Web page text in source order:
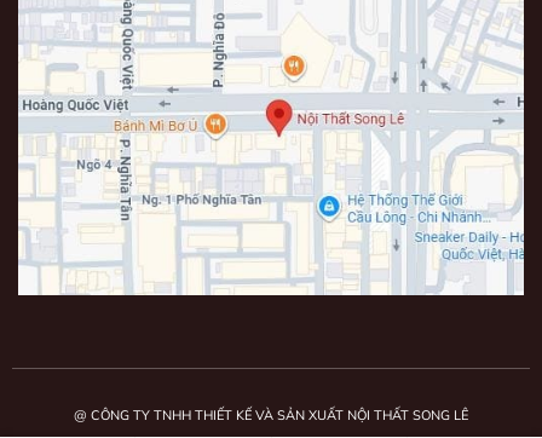
@ CÔNG TY TNHH THIẾT KẾ VÀ SẢN XUẤT NỘI THẤT SONG LÊ